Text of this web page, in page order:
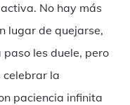
No hay más
lugar de quejarse,
les duele, pero
celebrar la
paciencia infinita